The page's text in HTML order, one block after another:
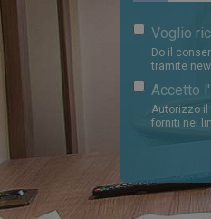
Voglio
Do il
tramite
Accetto
Autorizzo
forniti nei